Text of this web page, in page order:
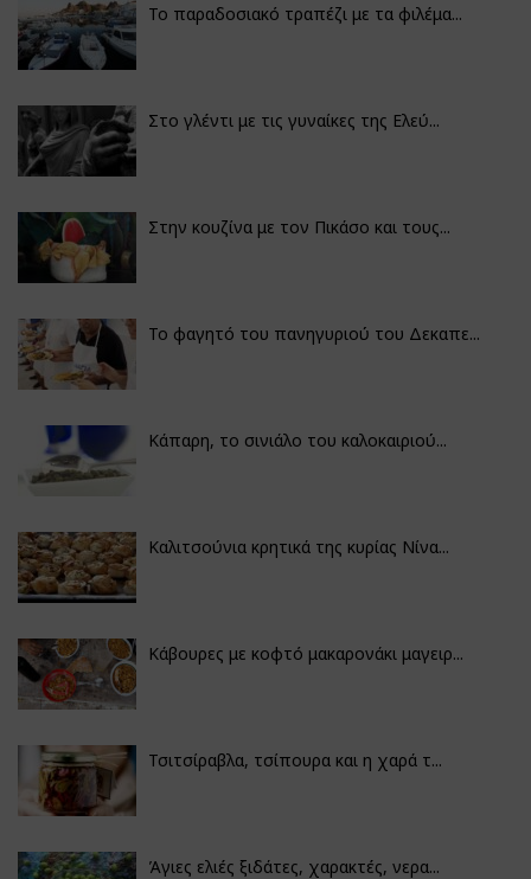
Το παραδοσιακό τραπέζι με τα φιλέμα...
Στο γλέντι με τις γυναίκες της Ελεύ...
Στην κουζίνα με τον Πικάσο και τους...
Το φαγητό του πανηγυριού του Δεκαπε...
Κάπαρη, το σινιάλο του καλοκαιριού...
Καλιτσούνια κρητικά της κυρίας Νίνα...
Κάβουρες με κοφτό μακαρονάκι μαγειρ...
Τσιτσίραβλα, τσίπουρα και η χαρά τ...
Άγιες ελιές ξιδάτες, χαρακτές, νερα...